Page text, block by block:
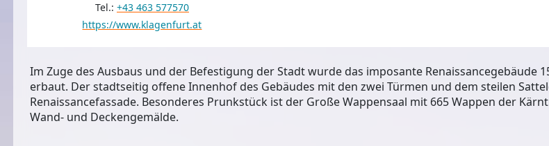
Tel.: +43 463 577570
https://www.klagenfurt.at
Im Zuge des Ausbaus und der Befestigung der Stadt wurde das imposante Renaissancegebäude
erbaut. Der stadtseitig offene Innenhof des Gebäudes mit den zwei Türmen und dem steilen
Renaissancefassade. Besonderes Prunkstück ist der Große Wappensaal mit 665 Wappen der
Wand- und Deckengemälde.